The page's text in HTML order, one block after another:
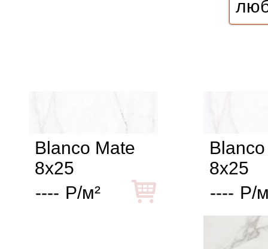
Blanco Mate
8x25
---- Р/м²
8x25
---- Р/